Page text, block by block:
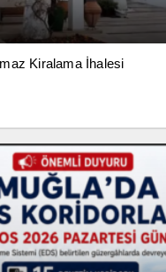
Kiralama İhalesi